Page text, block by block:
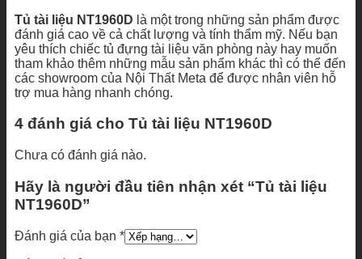
Tủ tài liệu NT1960D là một trong những sản phẩm được
đánh giá cao về cả chất lượng và tính thẩm mỹ. Nếu bạn
yêu thích chiếc tủ đựng tài liệu văn phòng này hay muốn
tham khảo thêm những mẫu sản phẩm khác thì có thể đến
các showroom của Nội Thất Meta để được nhân viên hỗ
trợ mua hàng nhanh chóng.
4 đánh giá cho Tủ tài liệu NT1960D
Chưa có đánh giá nào.
Hãy là người đầu tiên nhận xét “Tủ tài liệu
NT1960D”
Đánh giá của bạn *